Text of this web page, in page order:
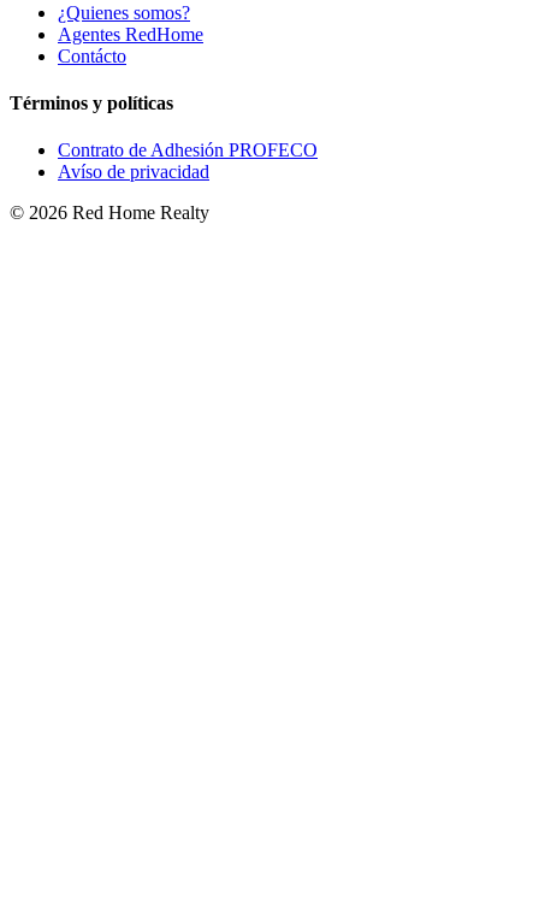
¿Quienes somos?
Agentes RedHome
Contácto
Términos y políticas
Contrato de Adhesión PROFECO
Avíso de privacidad
© 2026 Red Home Realty